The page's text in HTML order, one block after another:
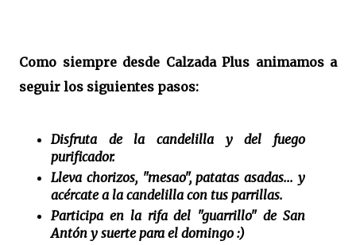
Como siempre desde Calzada Plus animamos a
seguir los siguientes pasos:
Disfruta de la candelilla y del fuego
purificador.
Lleva chorizos, "mesao", patatas asadas... y
acércate a la candelilla con tus parrillas.
Participa en la rifa del "guarrillo" de San
Antón y suerte para el domingo :)